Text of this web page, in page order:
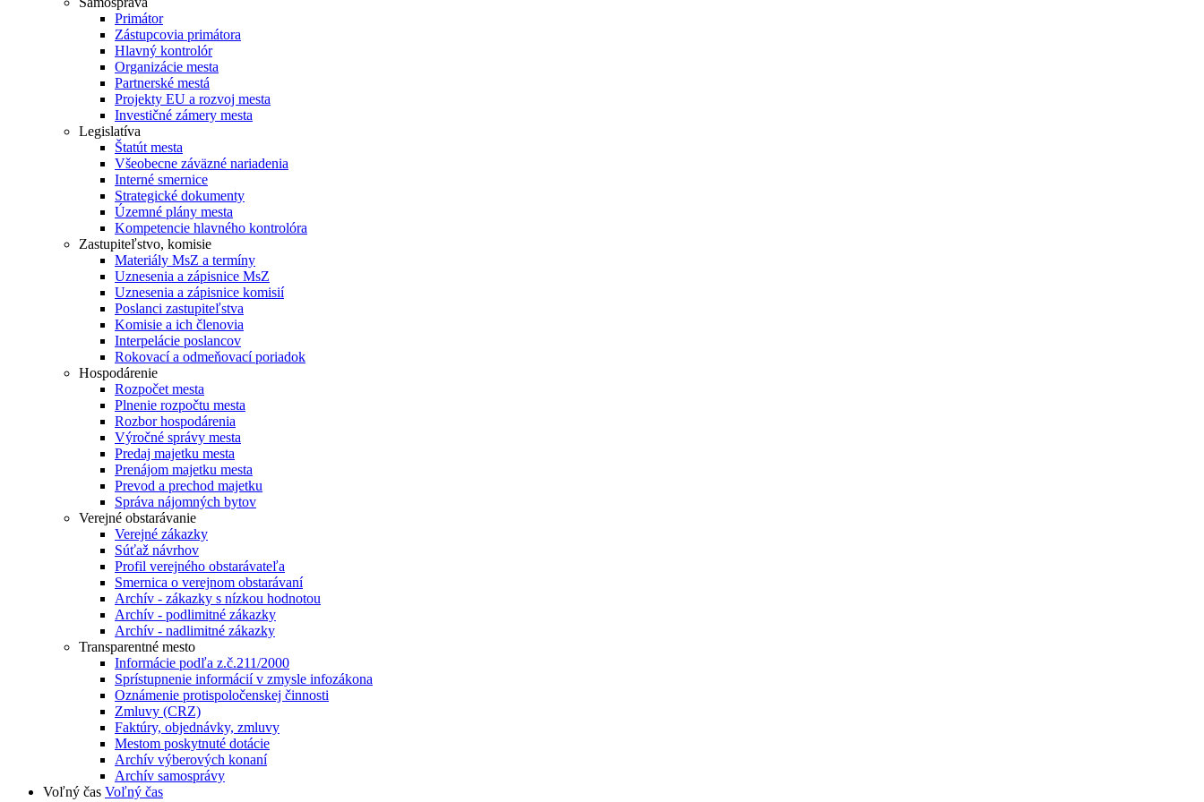
Primátor
Zástupcovia primátora
Hlavný kontrolór
Organizácie mesta
Partnerské mestá
Projekty EU a rozvoj mesta
Investičné zámery mesta
Legislatíva
Štatút mesta
Všeobecne záväzné nariadenia
Interné smernice
Strategické dokumenty
Územné plány mesta
Kompetencie hlavného kontrolóra
Zastupiteľstvo, komisie
Materiály MsZ a termíny
Uznesenia a zápisnice MsZ
Uznesenia a zápisnice komisií
Poslanci zastupiteľstva
Komisie a ich členovia
Interpelácie poslancov
Rokovací a odmeňovací poriadok
Hospodárenie
Rozpočet mesta
Plnenie rozpočtu mesta
Rozbor hospodárenia
Výročné správy mesta
Predaj majetku mesta
Prenájom majetku mesta
Prevod a prechod majetku
Správa nájomných bytov
Verejné obstarávanie
Verejné zákazky
Súťaž návrhov
Profil verejného obstarávateľa
Smernica o verejnom obstarávaní
Archív - zákazky s nízkou hodnotou
Archív - podlimitné zákazky
Archív - nadlimitné zákazky
Transparentné mesto
Informácie podľa z.č.211/2000
Sprístupnenie informácií v zmysle infozákona
Oznámenie protispoločenskej činnosti
Zmluvy (CRZ)
Faktúry, objednávky, zmluvy
Mestom poskytnuté dotácie
Archív výberových konaní
Archív samosprávy
Voľný čas Voľný čas